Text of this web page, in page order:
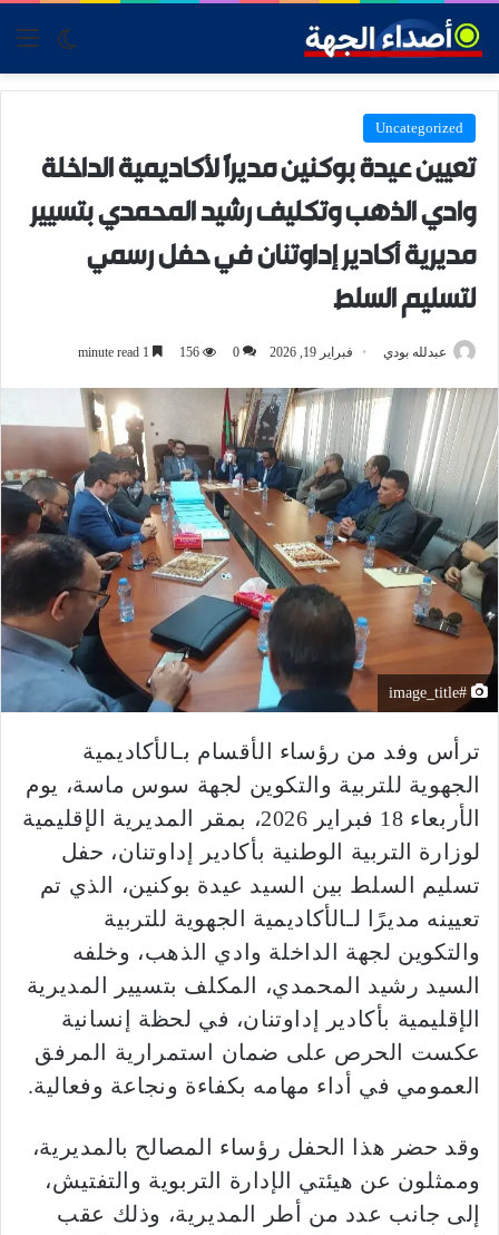
skin
Uncategorized
تعيين عيدة بوكنين مديرًا لأكاديمية الداخلة
وادي الذهب وتكليف رشيد المحمدي بتسيير
مديرية أكادير إداوتنان في حفل رسمي
لتسليم السلط
عبدلله بودي فبراير 19, 2026 0
156
#image_title
ترأس وفد من رؤساء الأقسام بـالأكاديمية
الجهوية للتربية والتكوين لجهة سوس ماسة، يوم
الأربعاء 18 فبراير 2026، بمقر المديرية الإقليمية
لوزارة التربية الوطنية بأكادير إداوتنان، حفل
تسليم السلط بين السيد عيدة بوكنين، الذي تم
تعيينه مديرًا لـالأكاديمية الجهوية للتربية
والتكوين لجهة الداخلة وادي الذهب، وخلفه
السيد رشيد المحمدي، المكلف بتسيير المديرية
الإقليمية بأكادير إداوتنان، في لحظة إنسانية
عكست الحرص على ضمان استمرارية المرفق
العمومي في أداء مهامه بكفاءة ونجاعة وفعالية.
وقد حضر هذا الحفل رؤساء المصالح بالمديرية،
وممثلون عن هيئتي الإدارة التربوية والتفتيش،
إلى جانب عدد من أطر المديرية، وذلك عقب